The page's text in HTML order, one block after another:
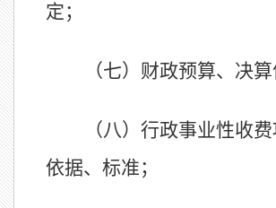
定；
（七）财政预算、决算
（八）行政事业性收
依据、标准；